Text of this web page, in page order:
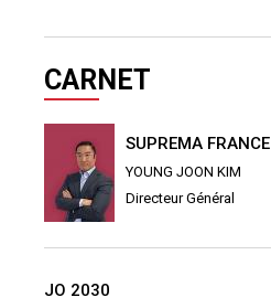
CARNET
SUPREMA FRANCE
YOUNG JOON KIM
Directeur Général
JO 2030